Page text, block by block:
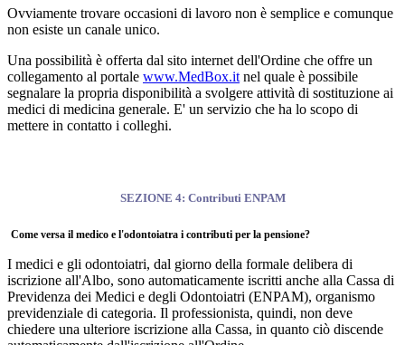
Ovviamente trovare occasioni di lavoro non è semplice e comunque
non esiste un canale unico.
Una possibilità è offerta dal sito internet dell'Ordine che offre un
collegamento al portale www.MedBox.it nel quale è possibile
segnalare la propria disponibilità a svolgere attività di sostituzione ai
medici di medicina generale. E' un servizio che ha lo scopo di
mettere in contatto i colleghi.
SEZIONE 4: Contributi ENPAM
Come versa il medico e l'odontoiatra i contributi per la pensione?
I medici e gli odontoiatri, dal giorno della formale delibera di
iscrizione all'Albo, sono automaticamente iscritti anche alla Cassa di
Previdenza dei Medici e degli Odontoiatri (ENPAM), organismo
previdenziale di categoria. Il professionista, quindi, non deve
chiedere una ulteriore iscrizione alla Cassa, in quanto ciò discende